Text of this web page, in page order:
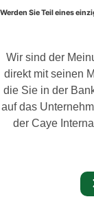
Werden Sie Teil eines
Wir sind der
direkt mit seinen
die Sie in der
auf das
der Caye